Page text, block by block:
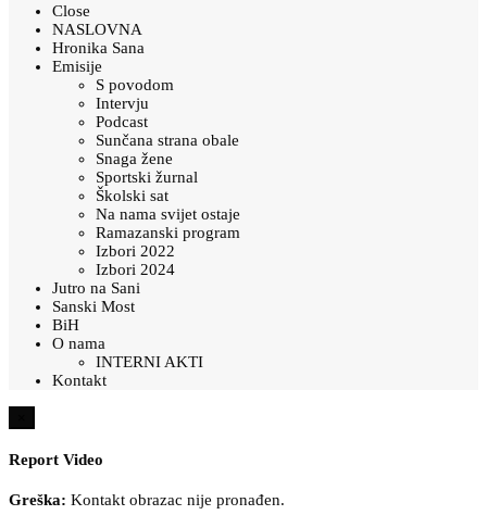
Close
NASLOVNA
Hronika Sana
Emisije
S povodom
Intervju
Podcast
Sunčana strana obale
Snaga žene
Sportski žurnal
Školski sat
Na nama svijet ostaje
Ramazanski program
Izbori 2022
Izbori 2024
Jutro na Sani
Sanski Most
BiH
O nama
INTERNI AKTI
Kontakt
Report Video
Greška: Kontakt obrazac nije pronađen.